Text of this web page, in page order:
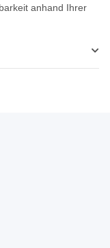
anhand Ihrer